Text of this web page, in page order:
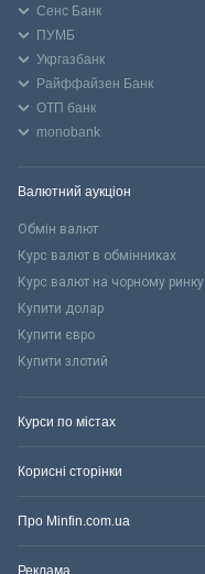
Сенс Банк
ПУМБ
Укргазбанк
Райффайзен Банк
ОТП банк
monobank
Валютний аукціон
Обмін валют
Курс валют в обмінниках
Курс валют на чорному ринку
Купити долар
Купити євро
Купити злотий
Курси по містах
Корисні сторінки
Про Minfin.com.ua
Реклама